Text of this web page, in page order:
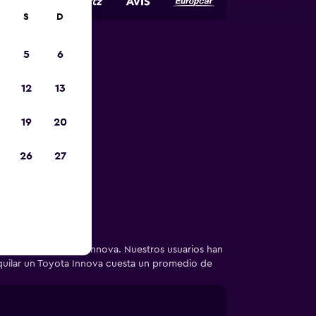
de
perfecto
de un Toyota Innova. Nuestros usuarios han
un Toyota Innova cuesta un promedio de
S D
5 6
12 13
19 20
26 27